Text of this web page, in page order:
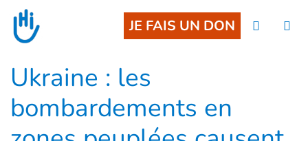
Aller au contenu principal
JE FAIS UN DON
Ukraine : les
bombardements en